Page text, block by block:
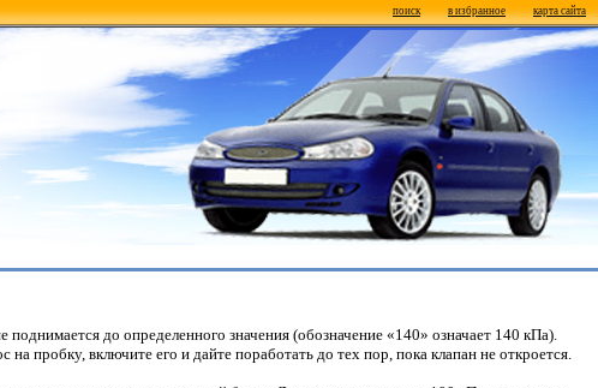
поиск в избранное карта сайта
до определенного значения (обозначение «140» означает 140 кПа).
пробку, включите его и дайте поработать до тех пор, пока клапан не откроется.